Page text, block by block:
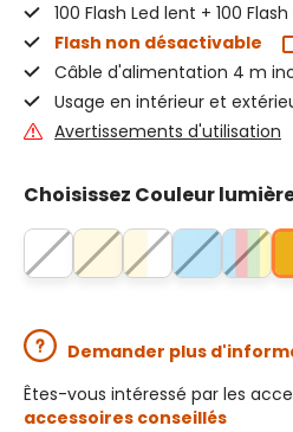
100 Flash Led lent + 100
Flash non désactivable
Câble d'alimentation 4 m
Usage en intérieur et
Avertissements d'utilisation
Choisissez Couleur
Demander plus
Êtes-vous intéressé par les
accessoires conseillés